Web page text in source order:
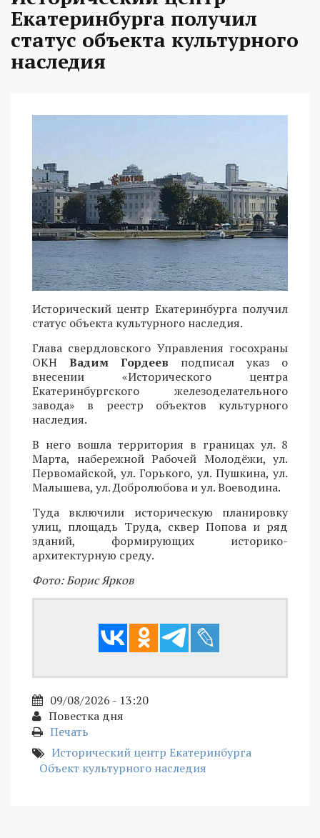
Екатеринбурга получил
статус объекта культурного
наследия
Исторический центр Екатеринбурга получил
статус объекта культурного наследия.
Глава свердловского Управления госохраны
ОКН Вадим Гордеев подписал указ о
внесении «Исторического центра
Екатеринбургского железоделательного
завода» в реестр объектов культурного
наследия.
В него вошла территория в границах ул. 8
Марта, набережной Рабочей Молодёжи, ул.
Первомайской, ул. Горького, ул. Пушкина, ул.
Малышева, ул. Добролюбова и ул. Воеводина.
Туда включили историческую планировку
улиц, площадь Труда, сквер Попова и ряд
зданий, формирующих историко-
архитектурную среду.
Фото: Борис Ярков
09/08/2026 - 13:20
Повестка дня
Печать
Исторический центр Екатеринбурга
Объект культурного наследия